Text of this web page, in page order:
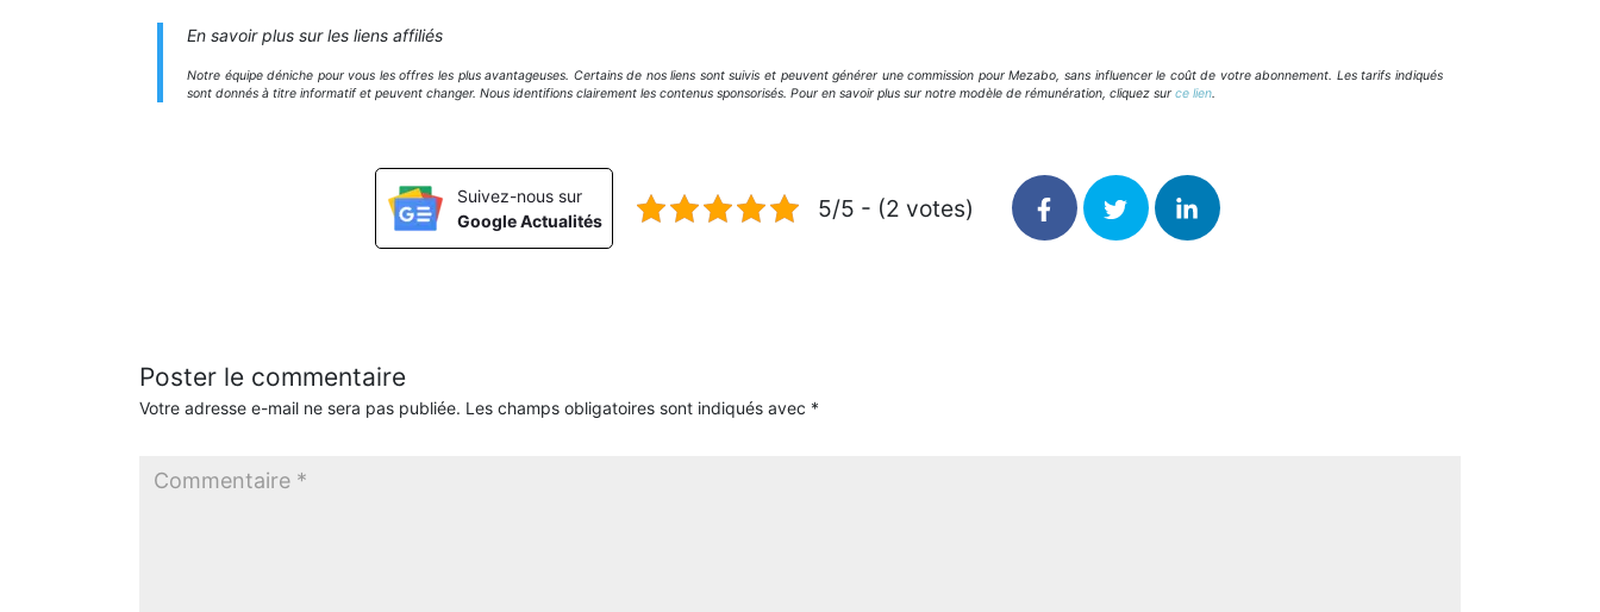
En savoir plus sur les liens affiliés
Notre équipe déniche pour vous les offres les plus avantageuses. Certains de nos liens sont suivis et peuvent générer une commission pour Mezabo, sans influencer le coût de votre abonnement. Les tarifs indiqués
sont donnés à titre informatif et peuvent changer. Nous identifions clairement les contenus sponsorisés. Pour en savoir plus sur notre modèle de rémunération, cliquez sur ce lien.
Suivez-nous sur
Google Actualités
5/5 - (2 votes)
Poster le commentaire
Votre adresse e-mail ne sera pas publiée. Les champs obligatoires sont indiqués avec *